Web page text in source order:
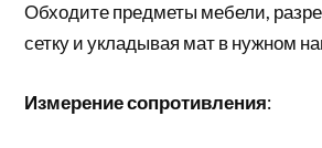
Обходите предметы мебели,
сетку и укладывая мат в нужном
Измерение сопротивления: